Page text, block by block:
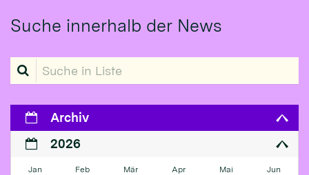
Suche innerhalb der News
Suche in Liste
Archiv
2026
Jan Feb Mär Apr Mai Jun